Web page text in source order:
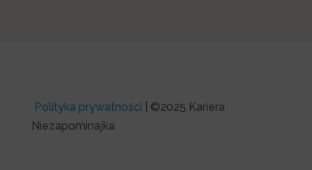
Polityka prywatności | ©2025 Kariera
Niezapominajka